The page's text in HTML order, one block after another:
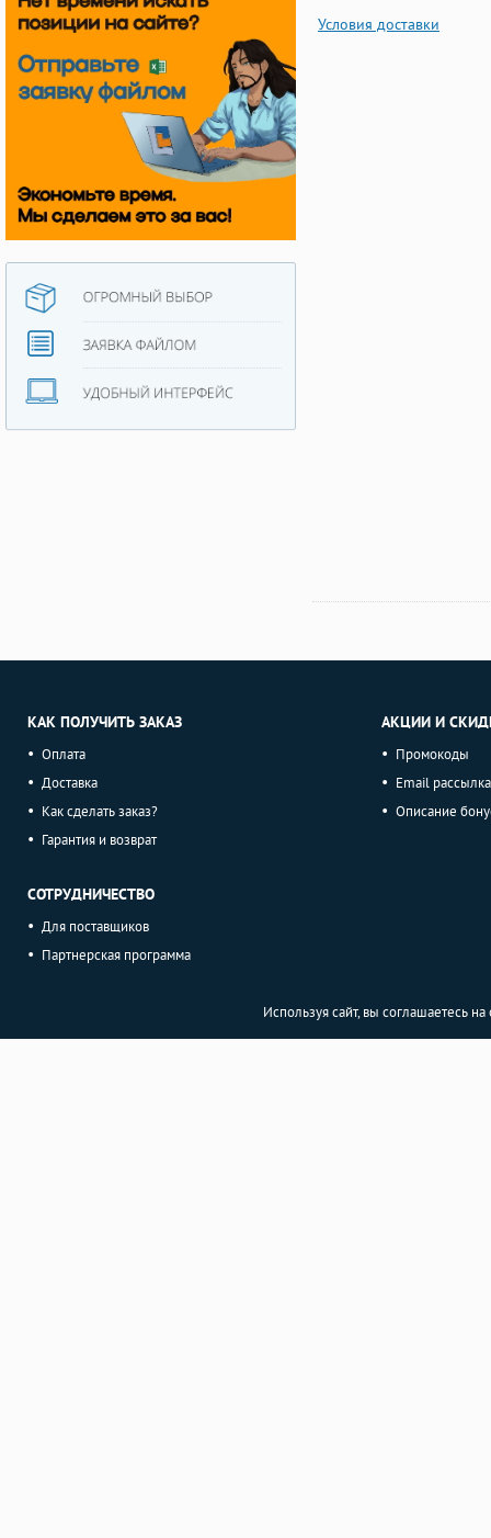
Условия доставки
КАК ПОЛУЧИТЬ ЗАКАЗ
Оплата
Доставка
Как сделать заказ?
Гарантия и возврат
СОТРУДНИЧЕСТВО
Для поставщиков
Партнерская программа
АКЦИИ И
Промокоды
Email рассылка
Описание
Используя сайт, вы соглашаетесь